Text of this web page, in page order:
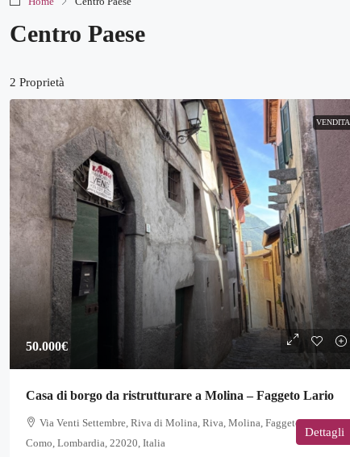
Centro Paese
2 Proprietà
VENDITA
50.000€
Casa di borgo da ristrutturare a Molina – Faggeto Lario
Via Venti Settembre, Riva di Molina, Riva, Molina, Faggeto Lario,
Como, Lombardia, 22020, Italia
Dettagli